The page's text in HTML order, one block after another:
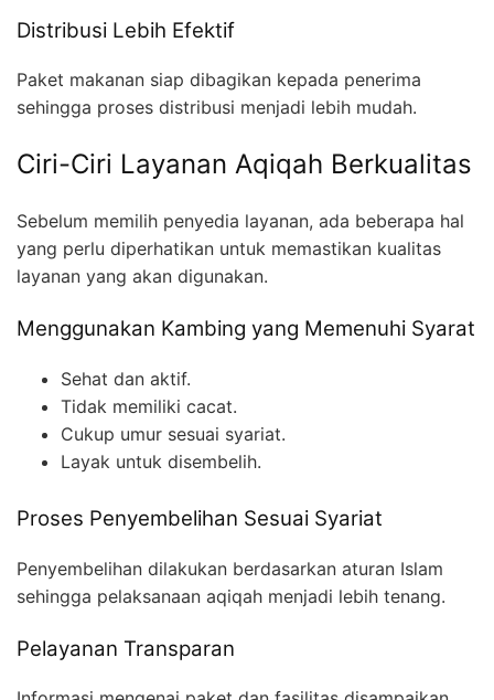
Distribusi Lebih Efektif
Paket makanan siap dibagikan kepada penerima
sehingga proses distribusi menjadi lebih mudah.
Ciri-Ciri Layanan Aqiqah Berkualitas
Sebelum memilih penyedia layanan, ada beberapa hal
yang perlu diperhatikan untuk memastikan kualitas
layanan yang akan digunakan.
Menggunakan Kambing yang Memenuhi Syarat
Sehat dan aktif.
Tidak memiliki cacat.
Cukup umur sesuai syariat.
Layak untuk disembelih.
Proses Penyembelihan Sesuai Syariat
Penyembelihan dilakukan berdasarkan aturan Islam
sehingga pelaksanaan aqiqah menjadi lebih tenang.
Pelayanan Transparan